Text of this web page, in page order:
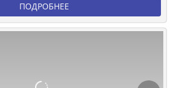
ПОДРОБНЕЕ